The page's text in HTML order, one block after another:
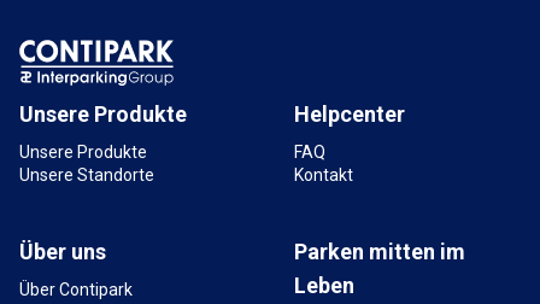
Unsere Produkte
Unsere Produkte
Unsere Standorte
Helpcenter
FAQ
Kontakt
Über uns
Über Contipark
Parken mitten im
Leben